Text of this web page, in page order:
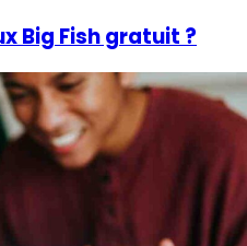
Big Fish gratuit ?